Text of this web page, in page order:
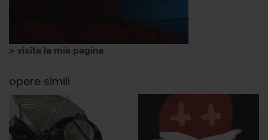
> visita la mia pagina
opere simili